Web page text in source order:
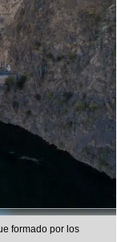
formado por los